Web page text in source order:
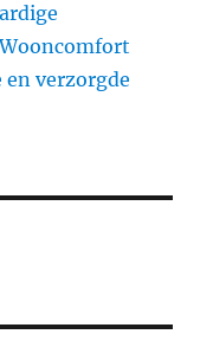
en verzorgde